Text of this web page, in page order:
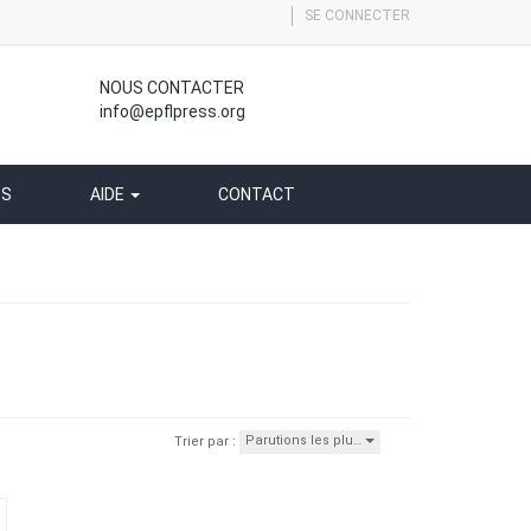
SE CONNECTER
NOUS CONTACTER
info@epflpress.org
AIDE CONTACT
Trier par : Parutions les plu…